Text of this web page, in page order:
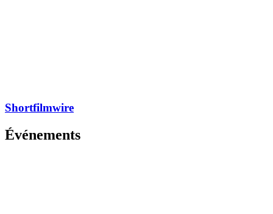
Shortfilmwire
Événements